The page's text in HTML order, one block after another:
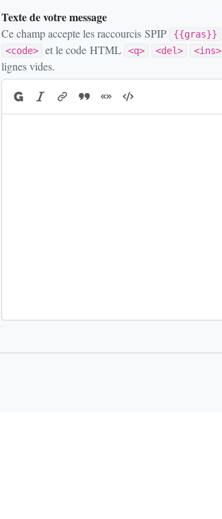
Texte de votre message
Ce champ accepte les raccourcis SPIP {{gras}}
<code>
et le code HTML <q> <del> <ins>
lignes vides.